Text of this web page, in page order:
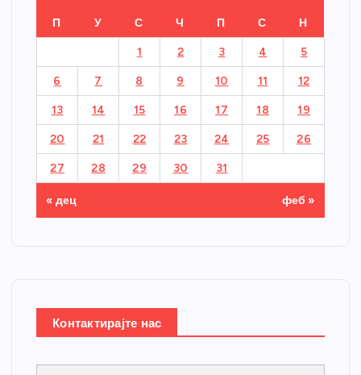
П У С Ч П С Н
1 2 3 4 5
6 7 8 9 10 11 12
13 14 15 16 17 18 19
20 21 22 23 24 25 26
27 28 29 30 31
« дец феб »
Контактирајте нас